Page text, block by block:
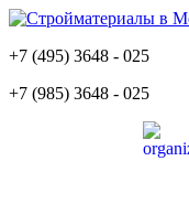
+7 (495) 3648 - 025
+7 (985) 3648 - 025